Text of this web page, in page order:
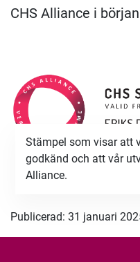
CHS Alliance i
Stämpel som visar att
godkänd och att vår
Alliance.
Publicerad: 31 januari